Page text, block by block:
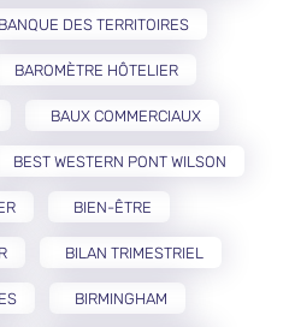
BANQUE DES TERRITOIRES
BAROMÈTRE HÔTELIER
BAUX COMMERCIAUX
BEST WESTERN PONT WILSON
BIEN-ÊTRE
BILAN TRIMESTRIEL
BIRMINGHAM